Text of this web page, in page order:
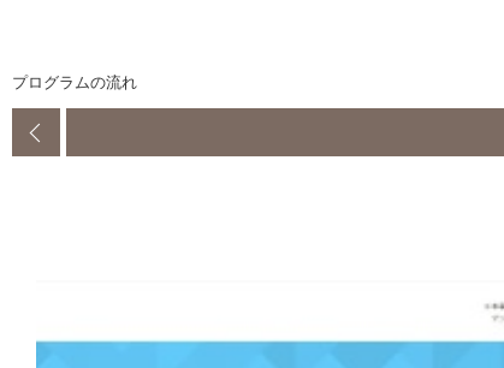
プログラムの流れ